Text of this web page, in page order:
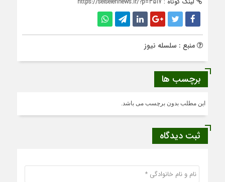
منبع : سلسله نیوز
برچسب ها
این مطلب بدون برچسب می باشد.
ثبت دیدگاه